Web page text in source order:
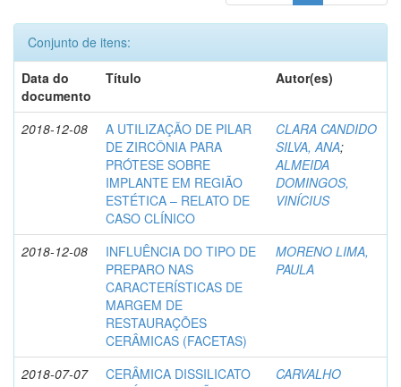
Conjunto de itens:
Data do
documento
Título Autor(es)
2018-12-08
A UTILIZAÇÃO DE PILAR
DE ZIRCÔNIA PARA
PRÓTESE SOBRE
IMPLANTE EM REGIÃO
ESTÉTICA – RELATO DE
CASO CLÍNICO
CLARA CANDIDO
SILVA, ANA;
ALMEIDA
DOMINGOS,
VINÍCIUS
2018-12-08
INFLUÊNCIA DO TIPO DE
PREPARO NAS
CARACTERÍSTICAS DE
MARGEM DE
RESTAURAÇÕES
CERÂMICAS (FACETAS)
MORENO LIMA,
PAULA
2018-07-07
CERÂMICA DISSILICATO
CARVALHO